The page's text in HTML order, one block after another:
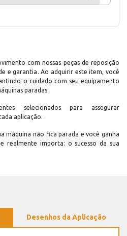
com nossas peças de reposição
e garantia. Ao adquirir este item, você
o cuidado com seu equipamento
paradas.
selecionados para assegurar
aplicação.
máquina não fica parada e você ganha
realmente importa: o sucesso da sua
Desenhos da Aplicação